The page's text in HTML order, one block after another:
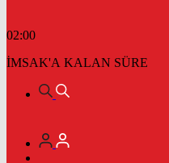
02:00
İMSAK'A KALAN SÜRE